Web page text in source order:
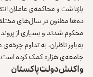
بازداشت و محاکمه‌ی عاملان
ده‌ها مظنون در سال‌های
محکوم شدند و بسیاری از
به‌باور ناظران، به تداوم
جامعه‌ی هزاره کمک کرده است.
واکنش دولت پاکستان